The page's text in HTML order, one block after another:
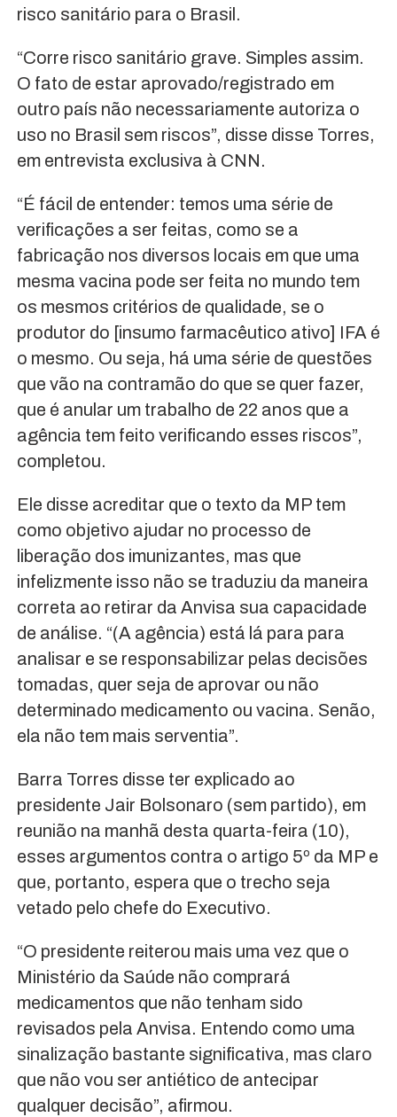
risco sanitário para o Brasil.
“Corre risco sanitário grave. Simples assim.
O fato de estar aprovado/registrado em
outro país não necessariamente autoriza o
uso no Brasil sem riscos”, disse disse Torres,
em entrevista exclusiva à CNN.
“É fácil de entender: temos uma série de
verificações a ser feitas, como se a
fabricação nos diversos locais em que uma
mesma vacina pode ser feita no mundo tem
os mesmos critérios de qualidade, se o
produtor do [insumo farmacêutico ativo] IFA é
o mesmo. Ou seja, há uma série de questões
que vão na contramão do que se quer fazer,
que é anular um trabalho de 22 anos que a
agência tem feito verificando esses riscos”,
completou.
Ele disse acreditar que o texto da MP tem
como objetivo ajudar no processo de
liberação dos imunizantes, mas que
infelizmente isso não se traduziu da maneira
correta ao retirar da Anvisa sua capacidade
de análise. “(A agência) está lá para para
analisar e se responsabilizar pelas decisões
tomadas, quer seja de aprovar ou não
determinado medicamento ou vacina. Senão,
ela não tem mais serventia”.
Barra Torres disse ter explicado ao
presidente Jair Bolsonaro (sem partido), em
reunião na manhã desta quarta-feira (10),
esses argumentos contra o artigo 5º da MP e
que, portanto, espera que o trecho seja
vetado pelo chefe do Executivo.
“O presidente reiterou mais uma vez que o
Ministério da Saúde não comprará
medicamentos que não tenham sido
revisados pela Anvisa. Entendo como uma
sinalização bastante significativa, mas claro
que não vou ser antiético de antecipar
qualquer decisão”, afirmou.